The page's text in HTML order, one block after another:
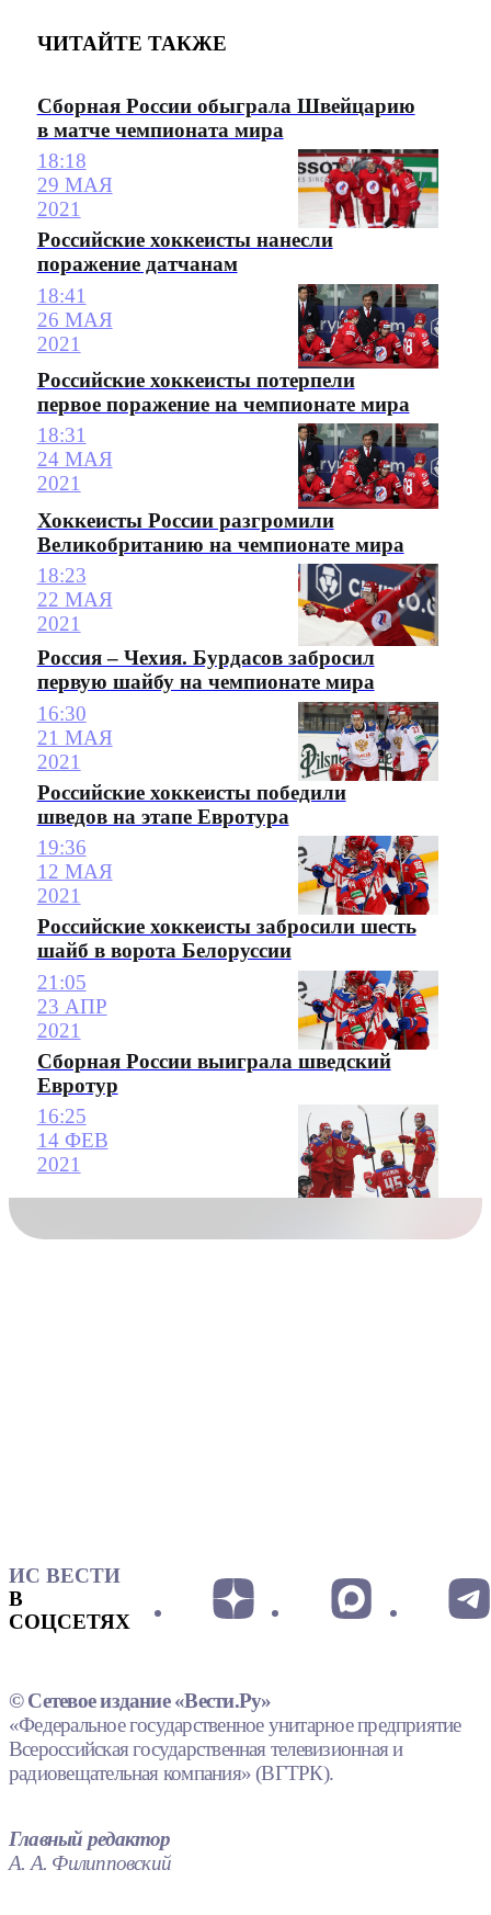
ЧИТАЙТЕ ТАКЖЕ
Сборная России обыграла Швейцарию
в матче чемпионата мира
18:18
29 МАЯ
2021
Российские хоккеисты нанесли
поражение датчанам
18:41
26 МАЯ
2021
Российские хоккеисты потерпели
первое поражение на чемпионате мира
18:31
24 МАЯ
2021
Хоккеисты России разгромили
Великобританию на чемпионате мира
18:23
22 МАЯ
2021
Россия – Чехия. Бурдасов забросил
первую шайбу на чемпионате мира
16:30
21 МАЯ
2021
Российские хоккеисты победили
шведов на этапе Евротура
19:36
12 МАЯ
2021
Российские хоккеисты забросили шесть
шайб в ворота Белоруссии
21:05
23 АПР
2021
Сборная России выиграла шведский
Евротур
16:25
14 ФЕВ
2021
ИС ВЕСТИ
В
СОЦСЕТЯХ
© Сетевое издание «Вести.Ру»
«Федеральное государственное унитарное предприятие
Всероссийская государственная телевизионная и
радиовещательная компания» (ВГТРК).
Главный редактор
А. А. Филипповский